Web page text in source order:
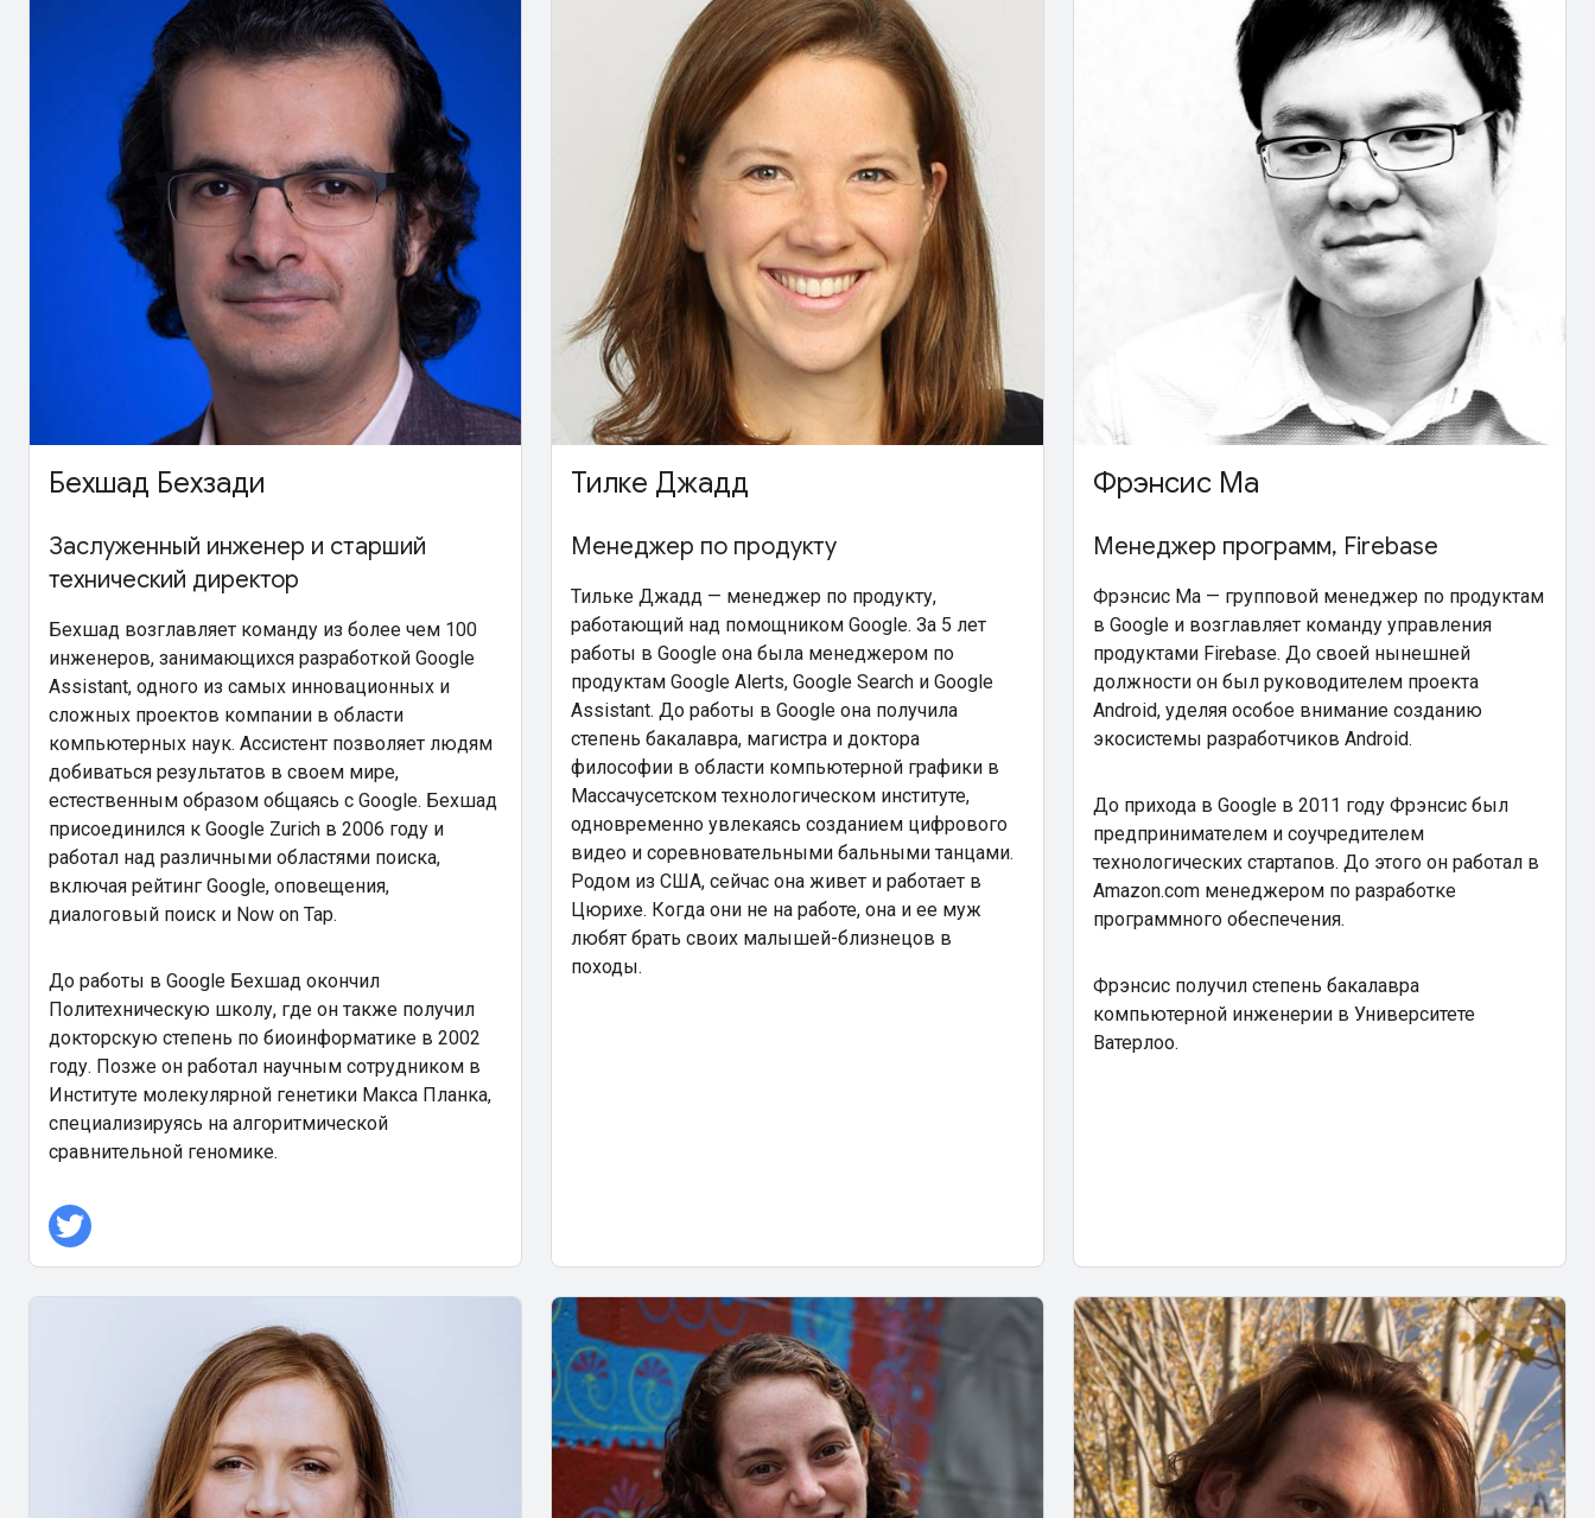
Бехшад Бехзади
Заслуженный инженер и старший
технический директор
Бехшад возглавляет команду из более чем 100
инженеров, занимающихся разработкой Google
Assistant, одного из самых инновационных и
сложных проектов компании в области
компьютерных наук. Ассистент позволяет людям
добиваться результатов в своем мире,
естественным образом общаясь с Google. Бехшад
присоединился к Google Zurich в 2006 году и
работал над различными областями поиска,
включая рейтинг Google, оповещения,
диалоговый поиск и Now on Tap.
До работы в Google Бехшад окончил
Политехническую школу, где он также получил
докторскую степень по биоинформатике в 2002
году. Позже он работал научным сотрудником в
Институте молекулярной генетики Макса Планка,
специализируясь на алгоритмической
сравнительной геномике.
Тилке Джадд
Менеджер по продукту
Тильке Джадд — менеджер по продукту,
работающий над помощником Google. За 5 лет
работы в Google она была менеджером по
продуктам Google Alerts, Google Search и Google
Assistant. До работы в Google она получила
степень бакалавра, магистра и доктора
философии в области компьютерной графики в
Массачусетском технологическом институте,
одновременно увлекаясь созданием цифрового
видео и соревновательными бальными танцами.
Родом из США, сейчас она живет и работает в
Цюрихе. Когда они не на работе, она и ее муж
любят брать своих малышей-близнецов в
походы.
Фрэнсис Ма
Менеджер программ, Firebase
Фрэнсис Ма — групповой менеджер по продуктам
в Google и возглавляет команду управления
продуктами Firebase. До своей нынешней
должности он был руководителем проекта
Android, уделяя особое внимание созданию
экосистемы разработчиков Android.
До прихода в Google в 2011 году Фрэнсис был
предпринимателем и соучредителем
технологических стартапов. До этого он работал в
Amazon.com менеджером по разработке
программного обеспечения.
Фрэнсис получил степень бакалавра
компьютерной инженерии в Университете
Ватерлоо.